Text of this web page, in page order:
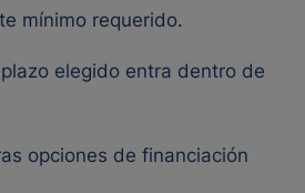
mínimo requerido.
elegido entra dentro de
opciones de financiación